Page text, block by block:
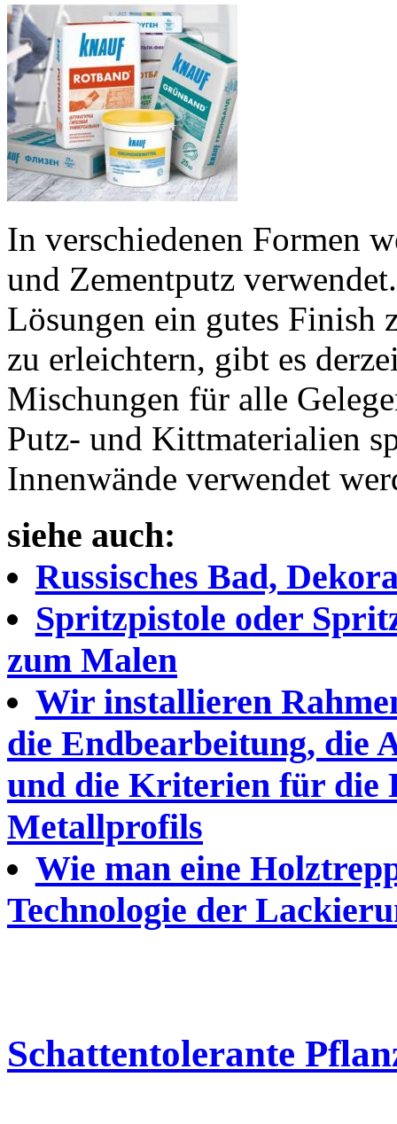
In verschiedenen Formen
und Zementputz
Lösungen ein gutes Finish
zu erleichtern, gibt es
Mischungen für alle
Putz- und Kittmaterialien
Innenwände verwendet
siehe auch:
Russisches Bad,
Spritzpistole oder
zum Malen
Wir installieren
die Endbearbeitung, die
und die Kriterien für die
Metallprofils
Wie man eine
Technologie der
Schattentolerante